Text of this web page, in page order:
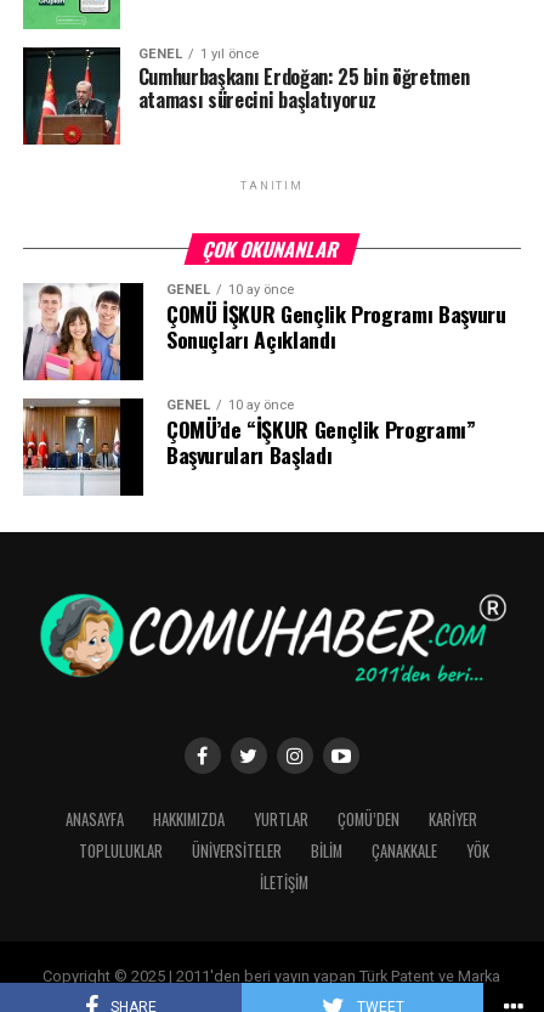
SHARE TWEET
GENEL 1 yıl önce
Cumhurbaşkanı Erdoğan: 25 bin öğretmen
ataması sürecini başlatıyoruz
TANITIM
ÇOK OKUNANLAR
GENEL 10 ay önce
ÇOMÜ İŞKUR Gençlik Programı Başvuru
Sonuçları Açıklandı
GENEL 10 ay önce
ÇOMÜ’de “İŞKUR Gençlik Programı”
Başvuruları Başladı
ANASAYFA HAKKIMIZDA YURTLAR ÇOMÜ’DEN
KARİYER
TOPLULUKLAR
ÜNİVERSİTELER BİLİM ÇANAKKALE
YÖK
İLETİŞİM
Copyright © 2025 | 2011'den beri yayın yapan Türk Patent ve Marka
Kurumu'ndan tescilli üniversite öğrencilerinin web haber sitesi |